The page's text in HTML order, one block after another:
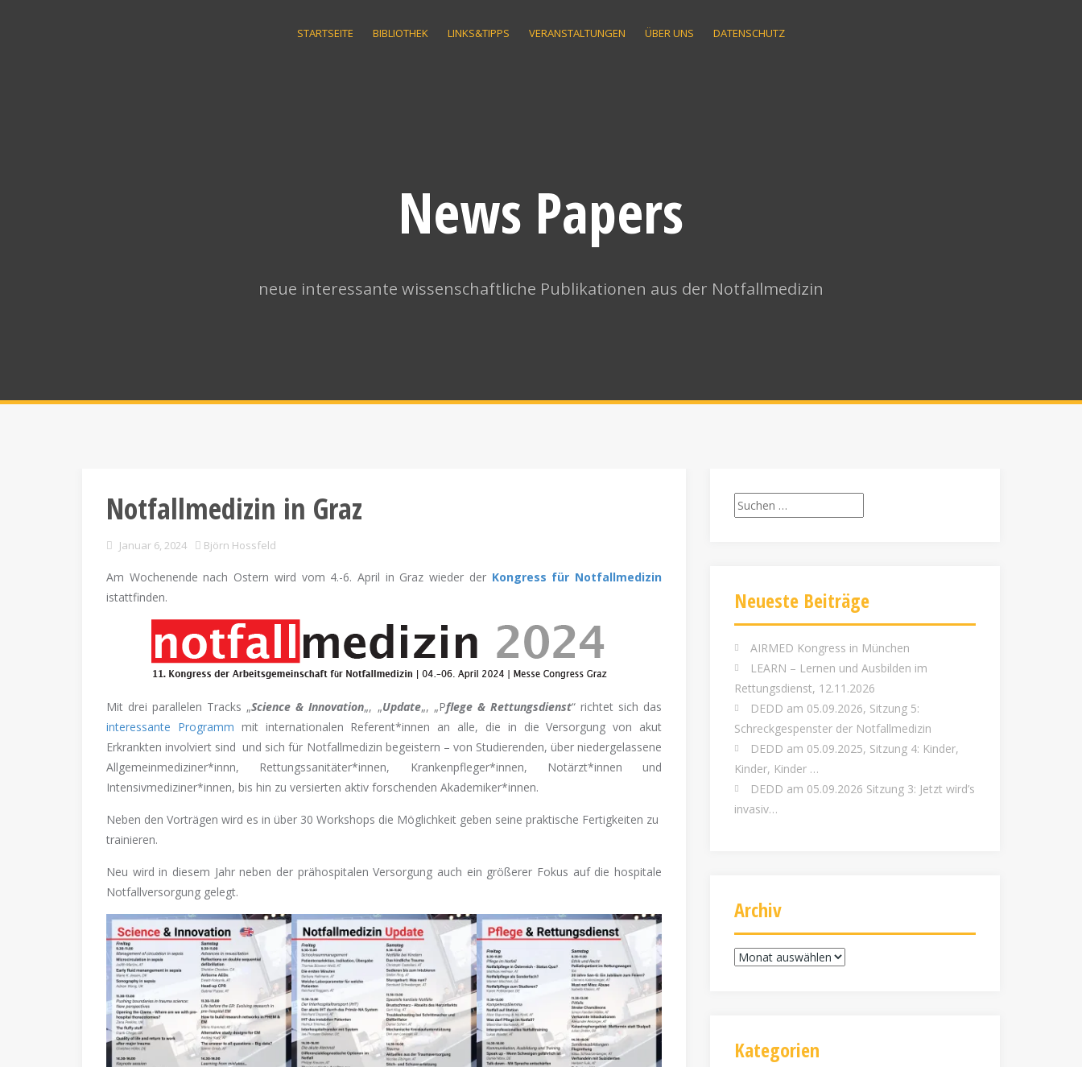
STARTSEITE BIBLIOTHEK LINKS&TIPPS VERANSTALTUNGEN ÜBER UNS DATENSCHUTZ
News Papers
neue interessante wissenschaftliche Publikationen aus der Notfallmedizin
Notfallmedizin in Graz
Januar 6, 2024 Björn Hossfeld
Am Wochenende nach Ostern wird vom 4.-6. April in Graz wieder der Kongress für Notfallmedizin
istattfinden.
Mit drei parallelen Tracks „Science & Innovation„, „Update„, „Pflege & Rettungsdienst“ richtet sich das
interessante Programm mit internationalen Referent*innen an alle, die in die Versorgung von akut
Erkrankten involviert sind und sich für Notfallmedizin begeistern – von Studierenden, über niedergelassene
Allgemeinmediziner*innn, Rettungssanitäter*innen, Krankenpfleger*innen, Notärzt*innen und
Intensivmediziner*innen, bis hin zu versierten aktiv forschenden Akademiker*innen.
Neben den Vorträgen wird es in über 30 Workshops die Möglichkeit geben seine praktische Fertigkeiten zu
trainieren.
Neu wird in diesem Jahr neben der prähospitalen Versorgung auch ein größerer Fokus auf die hospitale
Notfallversorgung gelegt.
Suchen
nach:
Neueste Beiträge
AIRMED Kongress in München
LEARN – Lernen und Ausbilden im
Rettungsdienst, 12.11.2026
DEDD am 05.09.2026, Sitzung 5:
Schreckgespenster der Notfallmedizin
DEDD am 05.09.2025, Sitzung 4: Kinder,
Kinder, Kinder …
DEDD am 05.09.2026 Sitzung 3: Jetzt wird’s
invasiv…
Archiv
Archiv
Kategorien